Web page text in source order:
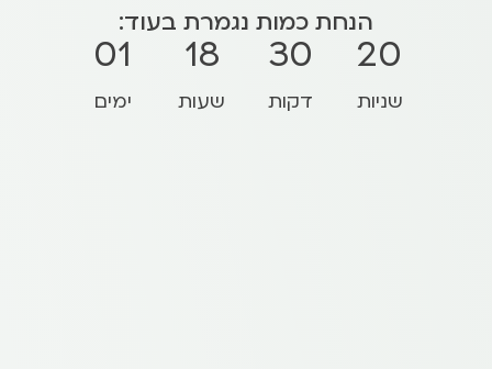
הנחת כמות נגמרת בעוד:
01
ימים
18
שעות
30
דקות
19
שניות